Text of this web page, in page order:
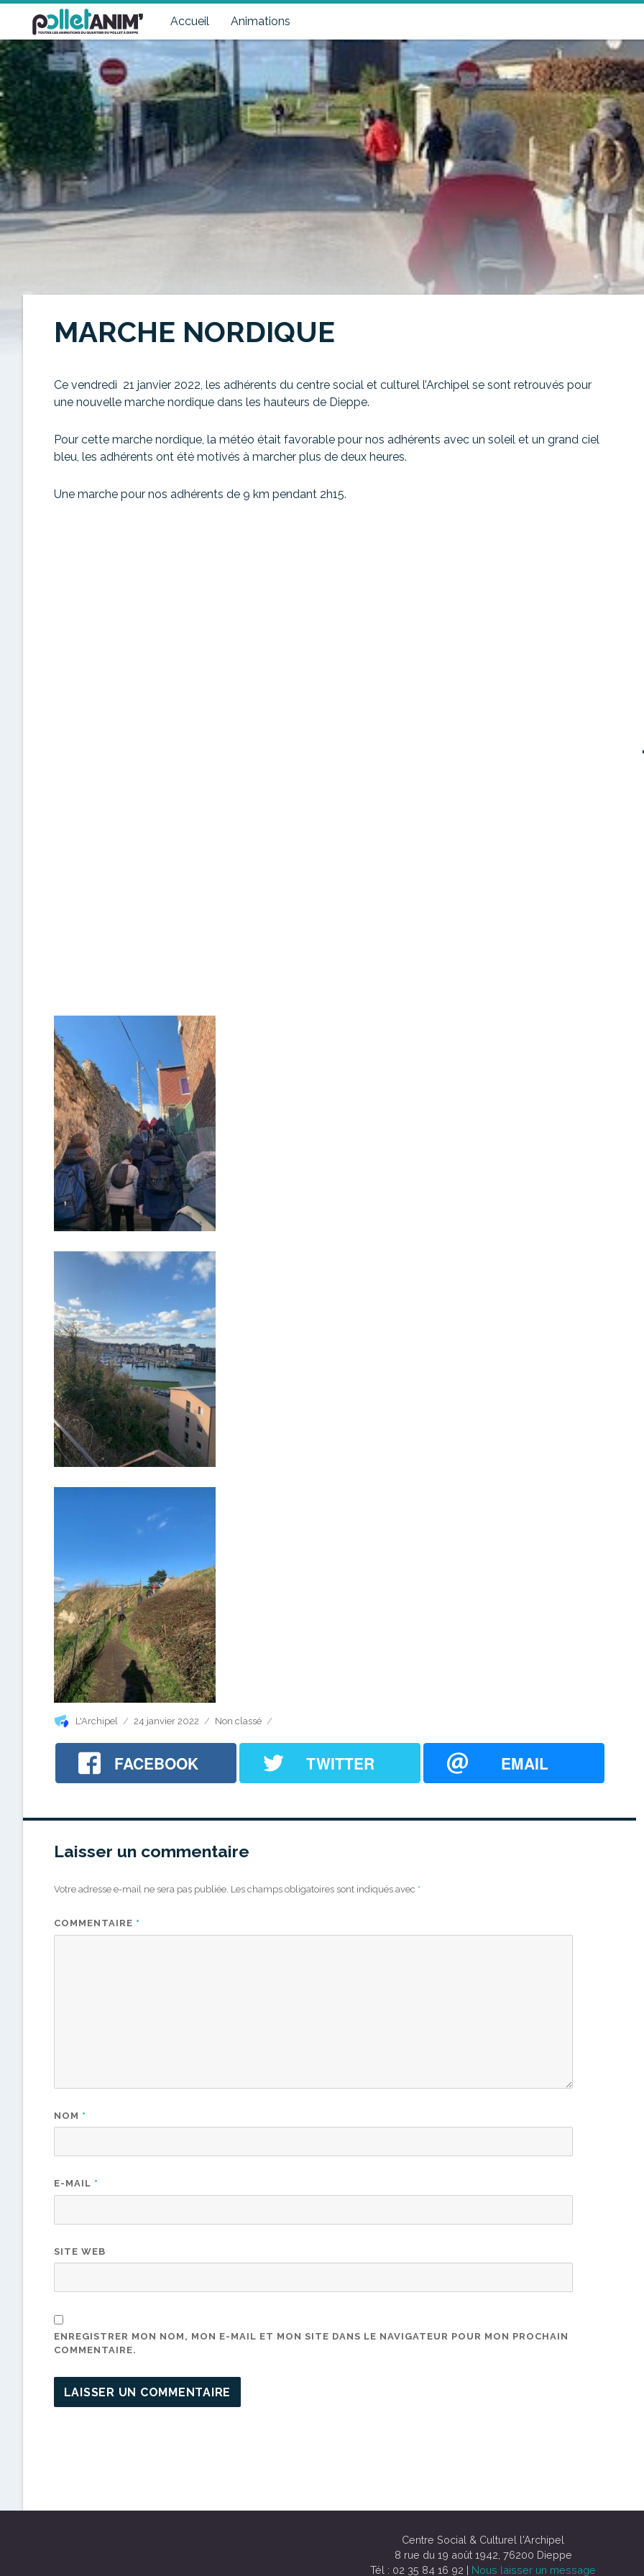
Accueil Animations
Pollet Anim'
Toutes les animations du quartier du Pollet à Dieppe
MARCHE NORDIQUE
Ce vendredi 21 janvier 2022, les adhérents du centre social et culturel l’Archipel se sont retrouvés pour
une nouvelle marche nordique dans les hauteurs de Dieppe.
Pour cette marche nordique, la météo était favorable pour nos adhérents avec un soleil et un grand ciel
bleu, les adhérents ont été motivés à marcher plus de deux heures.
Une marche pour nos adhérents de 9 km pendant 2h15.
Auteur
L'Archipel
Publié
24 janvier 2022 Catégories
Non classé
FACEBOOK TWITTER EMAIL
Laisser un commentaire
Votre adresse e-mail ne sera pas publiée. Les champs obligatoires sont indiqués avec *
COMMENTAIRE *
NOM *
E-MAIL *
SITE WEB
ENREGISTRER MON NOM, MON E-MAIL ET MON SITE DANS LE NAVIGATEUR POUR MON PROCHAIN
COMMENTAIRE.
Centre Social & Culturel l'Archipel
8 rue du 19 août 1942, 76200 Dieppe
Tél : 02 35 84 16 92 | Nous laisser un message